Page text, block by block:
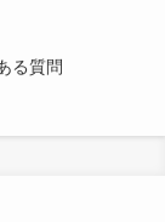
る質問